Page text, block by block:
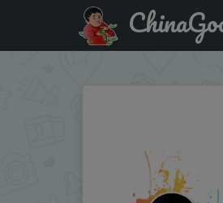
Придбати по знижці Мужские